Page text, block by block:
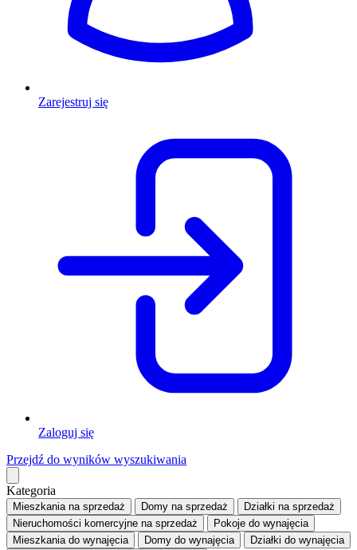
Zarejestruj się
Zaloguj się
Przejdź do wyników wyszukiwania
Kategoria
Mieszkaniana sprzedaż Domy na sprzedaż Działki na sprzedaż
Nieruchomości komercyjne na sprzedaż Pokoje do wynajęcia
Mieszkaniado wynajęcia Domy do wynajęcia Działki do wynajęcia